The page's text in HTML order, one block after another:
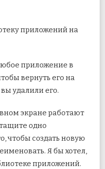
приложение в
вернуть его на
удалили его.
экране работают
одно
чтобы создать новую
Я бы хотел,
приложений.